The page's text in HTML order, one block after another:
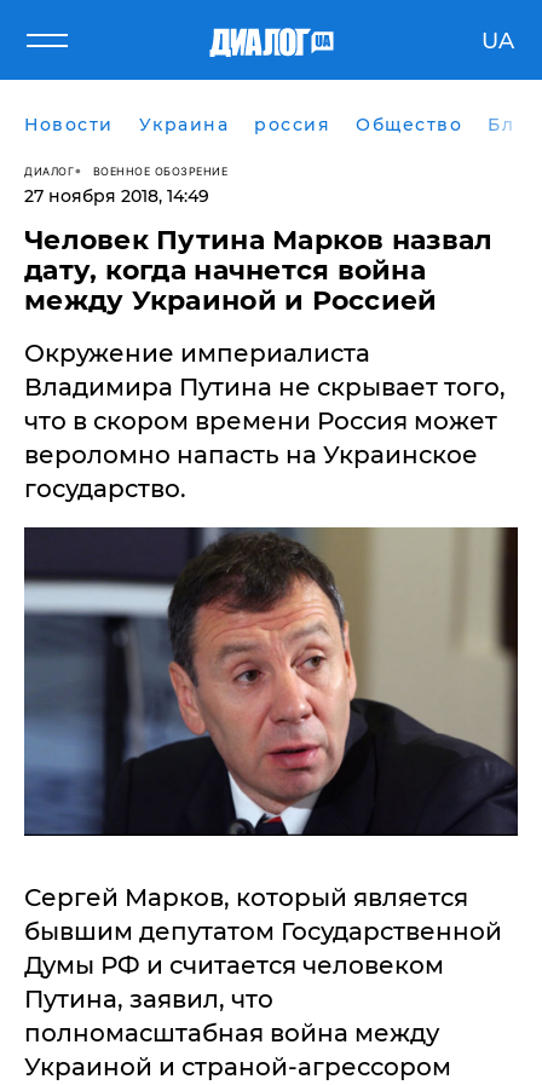
UA
Новости Украина россия Общество
ДИАЛОГ ВОЕННОЕ ОБОЗРЕНИЕ
27 ноября 2018, 14:49
Человек Путина Марков назвал
дату, когда начнется война
между Украиной и Россией
Окружение империалиста
Владимира Путина не скрывает того,
что в скором времени Россия может
вероломно напасть на Украинское
государство.
Сергей Марков, который является
бывшим депутатом Государственной
Думы РФ и считается человеком
Путина, заявил, что
полномасштабная война между
Украиной и страной-агрессором